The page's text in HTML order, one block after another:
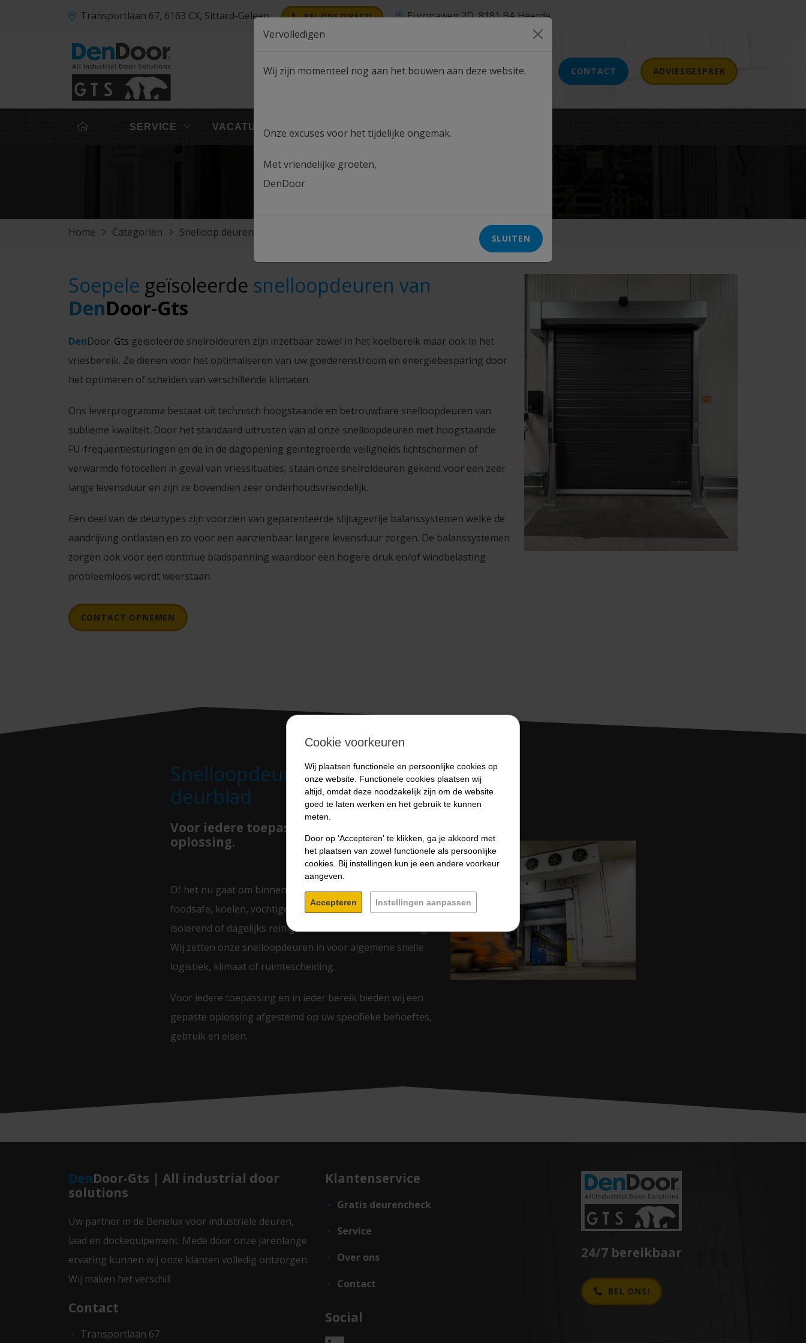
Transportlaan 67, 6163 CX, Sittard-Geleen BEL ONS DIRECT! Europaweg 2D, 8181 BA Heerde
CONTACT ADVIESGESPREK
SERVICE VACATURES
Home Categoriën Snelloop deuren
Soepele geïsoleerde snelloopdeuren van
DenDoor-Gts
DenDoor-Gts geïsoleerde snelroldeuren zijn inzetbaar zowel in het koelbereik maar ook in het
vriesbereik. Ze dienen voor het optimaliseren van uw goederenstroom en energiebesparing door
het optimeren of scheiden van verschillende klimaten.
Ons leverprogramma bestaat uit technisch hoogstaande en betrouwbare snelloopdeuren van
sublieme kwaliteit. Door het standaard uitrusten van al onze snelloopdeuren met hoogstaande
FU-frequentiesturingen en de in de dagopening geïntegreerde veiligheids lichtschermen of
verwarmde fotocellen in geval van vriessituaties, staan onze snelroldeuren gekend voor een zeer
lange levensduur en zijn ze bovendien zeer onderhoudsvriendelijk.
Een deel van de deurtypes zijn voorzien van gepatenteerde slijtagevrije balanssystemen welke de
aandrijving ontlasten en zo voor een aanzienbaar langere levensduur zorgen. De balanssystemen
zorgen ook voor een continue bladspanning waardoor een hogere druk en/of windbelasting
probleemloos wordt weerstaan.
CONTACT OPNEMEN
Snelloopdeuren met soepel
deurblad
Voor iedere toepassing de geschikte
oplossing.
Of het nu gaat om binnen of buitentoepassingen,
foodsafe, koelen, vochtige ruimtes, productie algemeen,
isolerend of dagelijks reinigbaar of machinebescherming.
Wij zetten onze snelloopdeuren in voor algemene snelle
logistiek, klimaat of ruimtescheiding.
Voor iedere toepassing en in ieder bereik bieden wij een
gepaste oplossing afgestemd op uw specifieke behoeftes,
gebruik en eisen.
DenDoor-Gts | All industrial door
solutions
Uw partner in de Benelux voor industriële deuren,
laad en dockequipement. Mede door onze jarenlange
ervaring kunnen wij onze klanten volledig ontzorgen.
Wij maken het verschil!
Contact
Transportlaan 67
Klantenservice
Gratis deurencheck
Service
Over ons
Contact
Social
24/7 bereikbaar
BEL ONS!
Vervolledigen
Wij zijn momenteel nog aan het bouwen aan deze website.
Onze excuses voor het tijdelijke ongemak.
Met vriendelijke groeten,
DenDoor
SLUITEN
Cookie voorkeuren
Wij plaatsen functionele en persoonlijke cookies op
onze website. Functionele cookies plaatsen wij
altijd, omdat deze noodzakelijk zijn om de website
goed te laten werken en het gebruik te kunnen
meten.
Door op 'Accepteren' te klikken, ga je akkoord met
het plaatsen van zowel functionele als persoonlijke
cookies. Bij instellingen kun je een andere voorkeur
aangeven.
Accepteren Instellingen aanpassen